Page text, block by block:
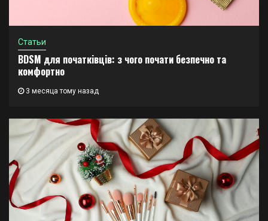
Статьи
BDSM для початківців: з чого почати безпечно та
комфортно
3 месяца тому назад